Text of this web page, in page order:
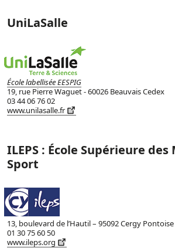
UniLaSalle
École labellisée EESPIG
19, rue Pierre Waguet - 60026 Beauvais Cedex
03 44 06 76 02
www.unilasalle.fr
ILEPS : École Supérieure
Sport
13, boulevard de l’Hautil – 95092 Cergy
01 30 75 60 50
www.ileps.org